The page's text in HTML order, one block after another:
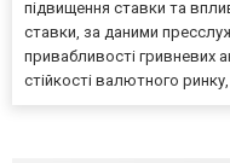
підвищення ставки та
ставки, за даними
привабливості гривневих
стійкості валютного ринку,